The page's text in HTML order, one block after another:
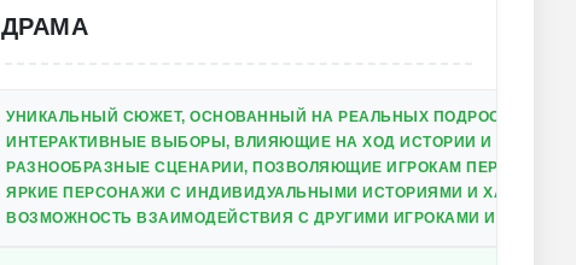
ДРАМА
УНИКАЛЬНЫЙ СЮЖЕТ, ОСНОВАННЫЙ НА РЕАЛЬНЫХ ПОДРОСТКОВЫХ
ИНТЕРАКТИВНЫЕ ВЫБОРЫ, ВЛИЯЮЩИЕ НА ХОД ИСТОРИИ И
РАЗНООБРАЗНЫЕ СЦЕНАРИИ, ПОЗВОЛЯЮЩИЕ ИГРОКАМ ПЕРЕЖИТЬ
ЯРКИЕ ПЕРСОНАЖИ С ИНДИВИДУАЛЬНЫМИ ИСТОРИЯМИ И
ВОЗМОЖНОСТЬ ВЗАИМОДЕЙСТВИЯ С ДРУГИМИ ИГРОКАМИ И